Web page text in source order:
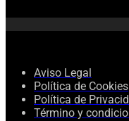
Aviso Legal
Política de Cookies
Política de
Término y